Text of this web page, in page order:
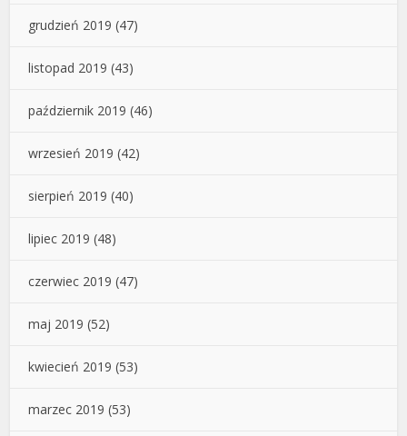
grudzień 2019 (47)
listopad 2019 (43)
październik 2019 (46)
wrzesień 2019 (42)
sierpień 2019 (40)
lipiec 2019 (48)
czerwiec 2019 (47)
maj 2019 (52)
kwiecień 2019 (53)
marzec 2019 (53)